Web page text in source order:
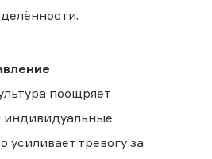
поощряет
усиливает тревогу за